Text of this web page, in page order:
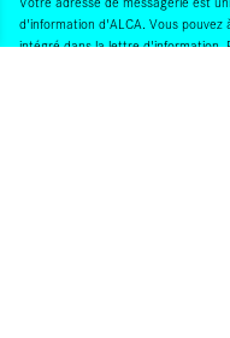
d'information d'ALCA. Vous
intégré dans la lettre d'information.